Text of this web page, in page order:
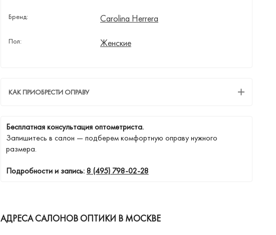
Бренд: Carolina Herrera
Пол: Женские
КАК ПРИОБРЕСТИ ОПРАВУ
Бесплатная консультация оптометриста.
Запишитесь в салон — подберем комфортную оправу нужного
размера.
Подробности и запись:8 (495) 798-02-28
АДРЕСА САЛОНОВ ОПТИКИ В МОСКВЕ